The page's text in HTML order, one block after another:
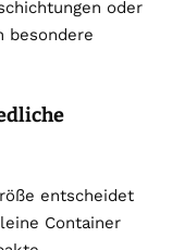
oder
besondere
entscheidet
Container